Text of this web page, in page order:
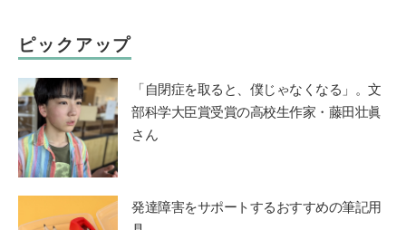
ピックアップ
「自閉症を取ると、僕じゃなくなる」。文
部科学大臣賞受賞の高校生作家・藤田壮眞
さん
発達障害をサポートするおすすめの筆記用